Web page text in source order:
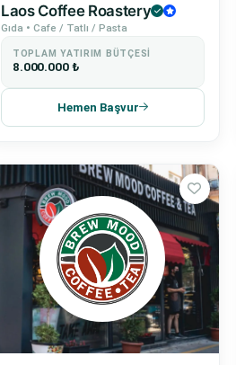
Laos Coffee Roastery
Gıda • Cafe / Tatlı / Pasta
TOPLAM YATIRIM BÜTÇESI
8.000.000 ₺
Hemen Başvur